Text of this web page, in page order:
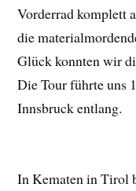
Vorderrad komplett
die
Glück konnten wir
Die Tour führte uns
Innsbruck entlang.
In Kematen in Tirol